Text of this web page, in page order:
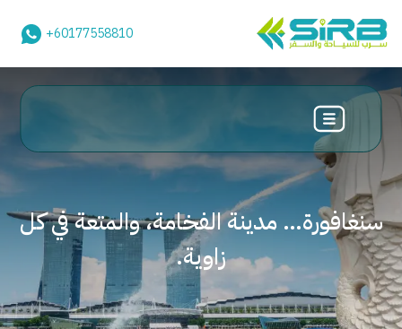
+60177558810
سنغافورة… مدينة الفخامة، والمتعة في كل
زاوية.